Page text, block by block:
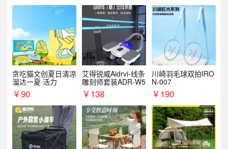
贪吃猫文创夏日清凉
溜达一夏·活力
￥90
艾得锐威Aidrvi-线条
雕刻师套装ADR-W5
￥138
川崎羽毛球双拍IRO
N-007
￥190